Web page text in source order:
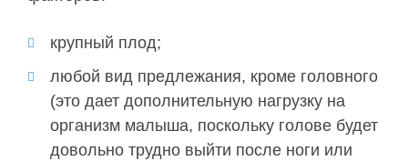
крупный плод;
любой вид предлежания, кроме головного
(это дает дополнительную нагрузку на
организм малыша, поскольку голове будет
довольно трудно выйти после ноги или